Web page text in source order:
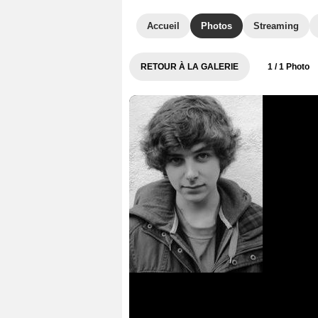
Accueil Photos Streaming
RETOUR À LA GALERIE 1 / 1 Photo